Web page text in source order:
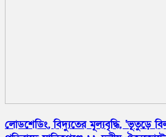
লোডশেডিং, বিদ্যুতের মূল্যবৃদ্ধি, ‘ভূতুড়ে